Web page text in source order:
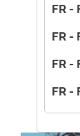
FR -
FR -
FR -
FR -